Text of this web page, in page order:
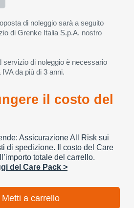
di noleggio sarà a seguito
di Grenke Italia S.p.A. nostro
servizio di noleggio è necessario
da più di 3 anni.
il costo del
Assicurazione All Risk sui
di spedizione. Il costo del Care
totale del carrello.
del Care Pack >
Metti a carrello